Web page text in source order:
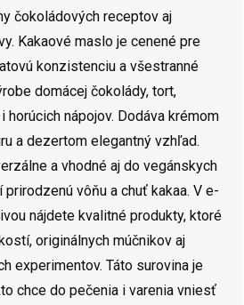
čokoládových receptov aj
Kakaové maslo je cenené pre
konzistenciu a všestranné
domácej čokolády, tort,
horúcich nápojov. Dodáva krémom
a dezertom elegantný vzhľad.
a vhodné aj do vegánskych
vôňu a chuť kakaa. V e-
nájdete kvalitné produkty, ktoré
originálnych múčnikov aj
experimentov. Táto surovina je
chce do pečenia i varenia vniesť